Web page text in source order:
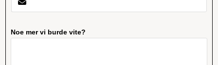
Noe mer vi burde vite?